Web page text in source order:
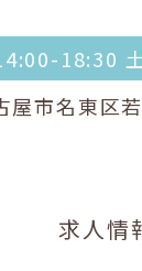
18:30
市名東区
求人情